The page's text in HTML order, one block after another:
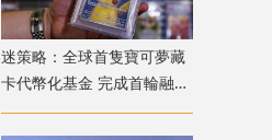
迷策略：全球首隻寶可夢藏
卡代幣化基金 完成首輪融資
兼獲超購